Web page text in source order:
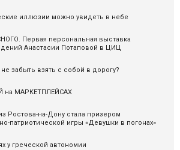
иллюзии можно увидеть в небе
Первая персональная выставка
Анастасии Потаповой в ЦИЦ
забыть взять с собой в дорогу?
на МАРКЕТПЛЕЙСАХ
Ростова-на-Дону стала призером
патриотической игры «Девушки в погонах»
у греческой автономии